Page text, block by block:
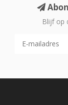
Blijf op